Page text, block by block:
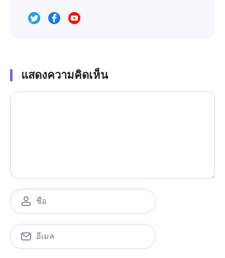
แสดงความคิดเห็น